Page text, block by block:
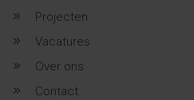
Projecten
Vacatures
Over ons
Contact